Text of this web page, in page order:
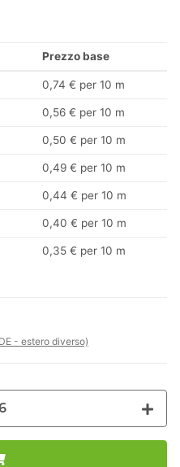
Prezzo base
0,74 € per 10 m
0,56 € per 10 m
0,50 € per 10 m
0,49 € per 10 m
0,44 € per 10 m
0,40 € per 10 m
0,35 € per 10 m
- estero diverso)